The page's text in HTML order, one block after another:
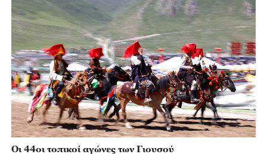
Οι 44οι τοπικοί αγώνες των Γιουσού